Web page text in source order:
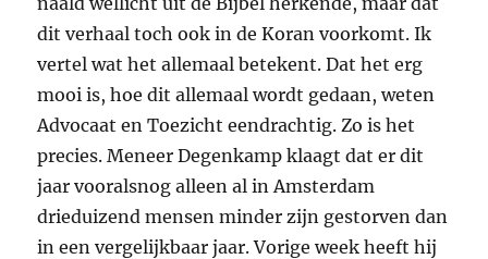
dit verhaal toch ook in de Koran voorkomt. Ik
vertel wat het allemaal betekent. Dat het erg
mooi is, hoe dit allemaal wordt gedaan, weten
Advocaat en Toezicht eendrachtig. Zo is het
precies. Meneer Degenkamp klaagt dat er dit
jaar vooralsnog alleen al in Amsterdam
drieduizend mensen minder zijn gestorven dan
in een vergelijkbaar jaar. Vorige week heeft hij